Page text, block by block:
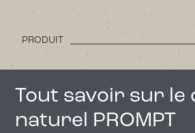
PRODUIT
Tout savoir sur le
naturel PROMPT